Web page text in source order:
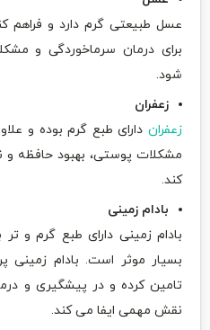
عسل طبیعتی گرم دارد و فراهم
برای درمان سرماخوردگی و
شود.
زعفران
زعفران دارای طبع گرم بوده و
مشکلات پوستی، بهبود حافظه
کند.
بادام زمینی
بادام زمینی دارای طبع گرم و
بسیار موثر است. بادام زمینی
تامین کرده و در پیشگیری و
نقش مهمی ایفا می کند.